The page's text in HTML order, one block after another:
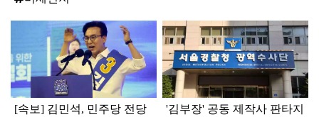
인
[속보] 김민석, 민주당 전당
'김부장' 공동 제작사 판타지